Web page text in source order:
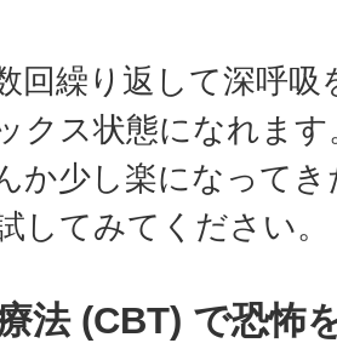
回繰り返して深呼
クス状態になれま
か少し楽になって
してみてください。
法 (CBT) で恐怖